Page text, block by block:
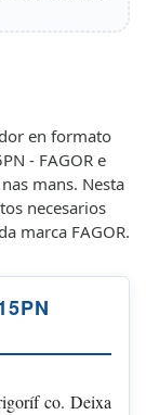
en formato
- FAGOR e
mans. Nesta
necesarios
marca FAGOR.
co. Deixa